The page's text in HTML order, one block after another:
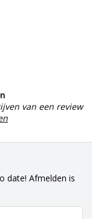
van een review
date! Afmelden is